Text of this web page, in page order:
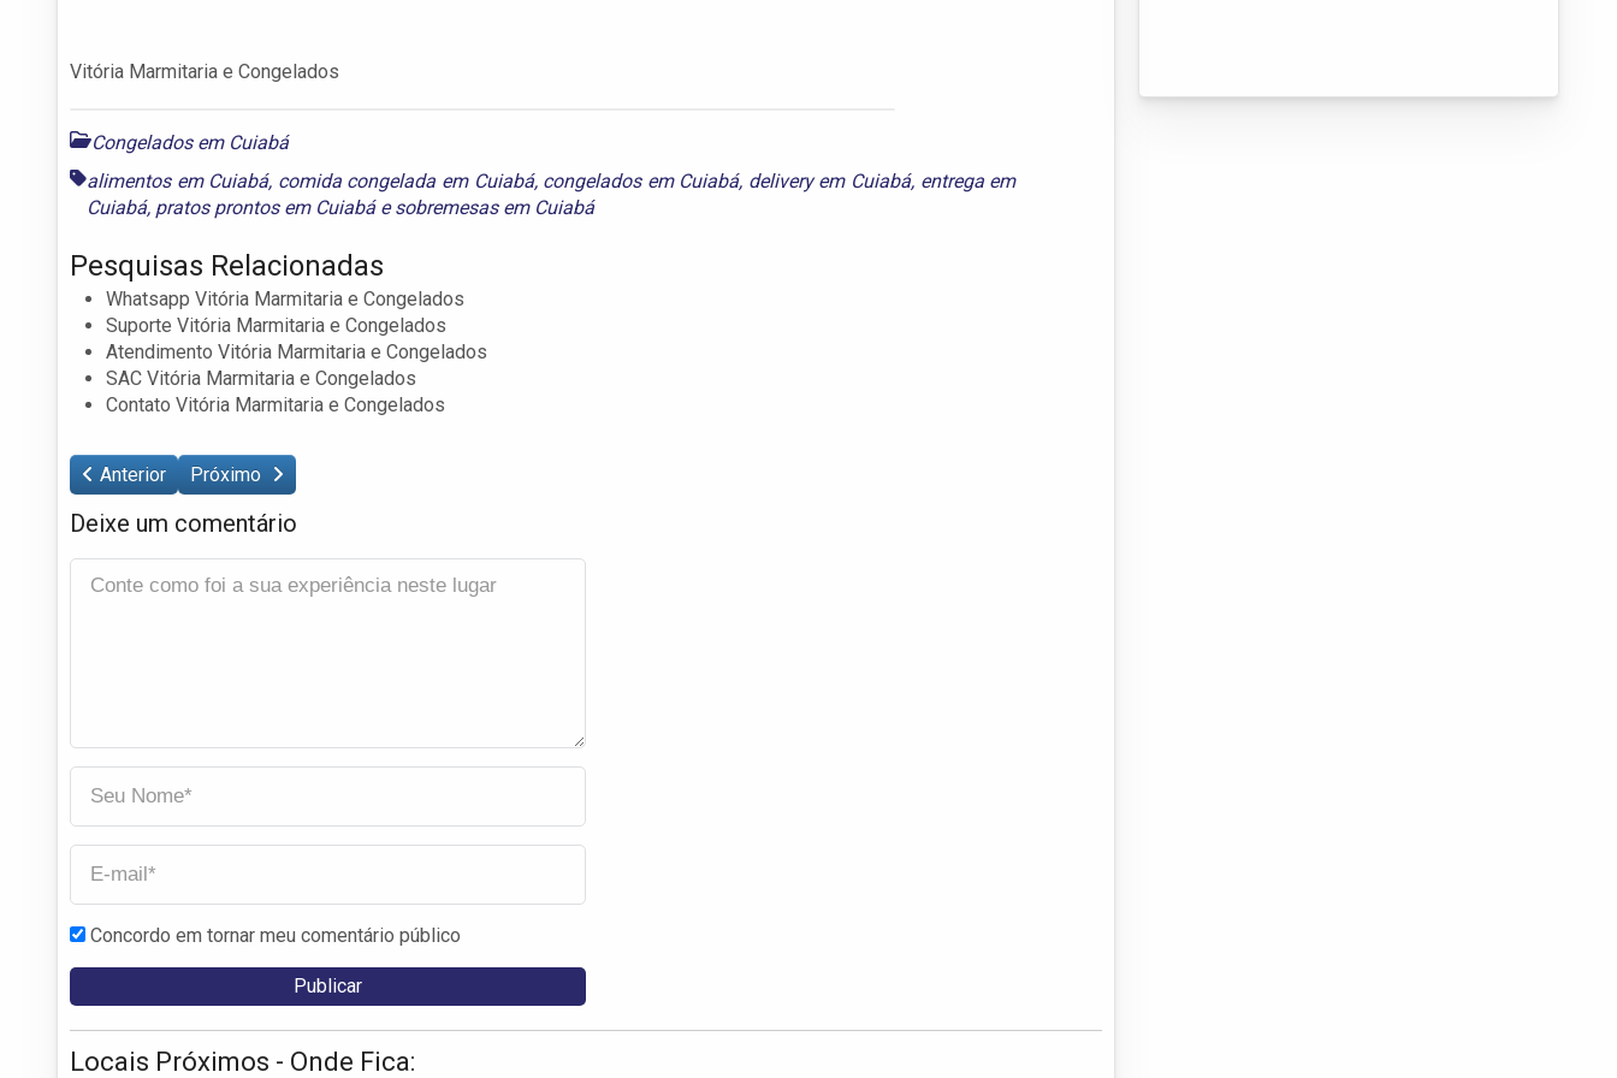
Vitória Marmitaria e Congelados
Congelados em Cuiabá
alimentos em Cuiabá, comida congelada em Cuiabá, congelados em Cuiabá, delivery em Cuiabá, entrega em
Cuiabá, pratos prontos em Cuiabáesobremesas em Cuiabá
Pesquisas Relacionadas
Whatsapp Vitória Marmitaria e Congelados
Suporte Vitória Marmitaria e Congelados
Atendimento Vitória Marmitaria e Congelados
SAC Vitória Marmitaria e Congelados
Contato Vitória Marmitaria e Congelados
Anterior Próximo
Deixe um comentário
Concordo em tornar meu comentário público
Locais Próximos - Onde Fica: